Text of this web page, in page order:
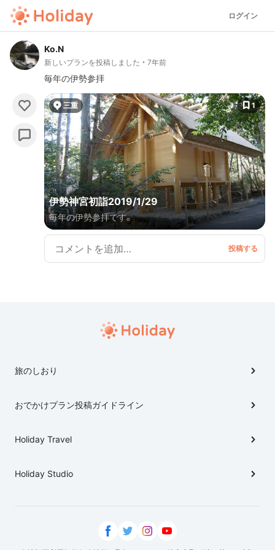
ログイン
Ko.N
新しいプランを投稿しました 7年前
毎年の伊勢参拝
三重 1
伊勢神宮初詣2019/1/29
毎年の伊勢参拝です。
旅のしおり
おでかけプラン投稿ガイドライン
Holiday Travel
Holiday Studio